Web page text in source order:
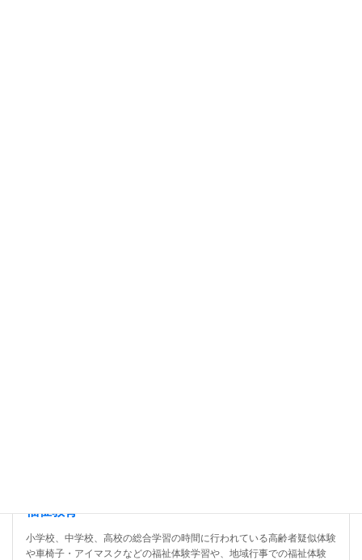
福祉教育
小学校、中学校、高校の総合学習の時間に行われている高齢者疑似体験
や車椅子・アイマスクなどの福祉体験学習や、地域行事での福祉体験